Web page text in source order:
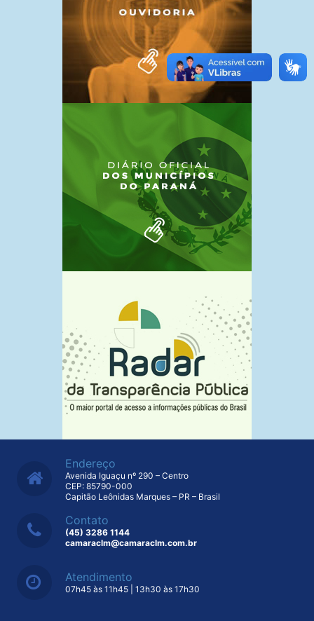
Endereço
Avenida Iguaçu nº 290 – Centro
CEP: 85790-000
Capitão Leônidas Marques – PR – Brasil
Contato
(45) 3286 1144
camaraclm@camaraclm.com.br
Atendimento
07h45 às 11h45 | 13h30 às 17h30